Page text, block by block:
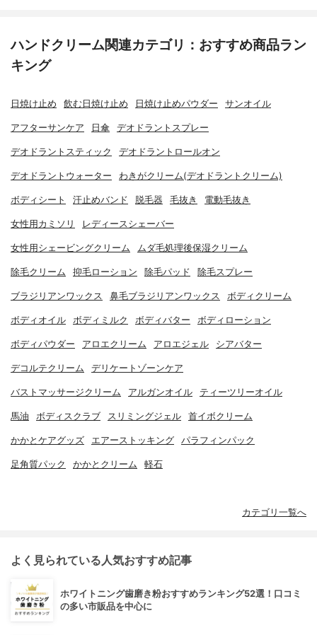
ハンドクリーム関連カテゴリ：おすすめ商品ラン
キング
日焼け止め 飲む日焼け止め 日焼け止めパウダー サンオイル
アフターサンケア 日傘 デオドラントスプレー
デオドラントスティック デオドラントロールオン
デオドラントウォーター わきがクリーム(デオドラントクリーム)
ボディシート 汗止めバンド 脱毛器 毛抜き 電動毛抜き
女性用カミソリ レディースシェーバー
女性用シェービングクリーム ムダ毛処理後保湿クリーム
除毛クリーム 抑毛ローション 除毛パッド 除毛スプレー
ブラジリアンワックス 鼻毛ブラジリアンワックス ボディクリーム
ボディオイル ボディミルク ボディバター ボディローション
ボディパウダー アロエクリーム アロエジェル シアバター
デコルテクリーム デリケートゾーンケア
バストマッサージクリーム アルガンオイル ティーツリーオイル
馬油 ボディスクラブ スリミングジェル 首イボクリーム
かかとケアグッズ エアーストッキング パラフィンパック
足角質パック かかとクリーム 軽石
カテゴリ一覧へ
よく見られている人気おすすめ記事
ホワイトニング歯磨き粉おすすめランキング52選！口コミ
の多い市販品を中心に